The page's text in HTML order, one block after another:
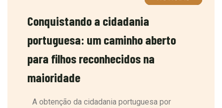
Conquistando a cidadania
portuguesa: um caminho aberto
para filhos reconhecidos na
maioridade
A obtenção da cidadania portuguesa por